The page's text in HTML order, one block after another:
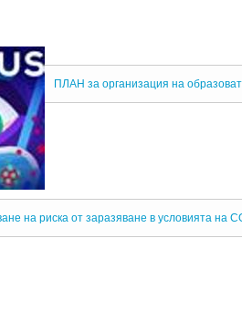
ПЛАН за организация на
риска от заразяване в условията на